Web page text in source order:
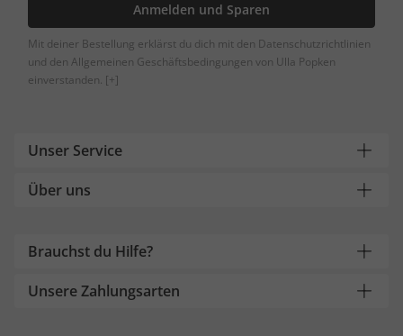
Anmelden und Sparen
Mit deiner Bestellung erklärst du dich mit den Datenschutzrichtlinien
und den Allgemeinen Geschäftsbedingungen von Ulla Popken
einverstanden. [+]
Unser Service
Über uns
Brauchst du Hilfe?
Unsere Zahlungsarten